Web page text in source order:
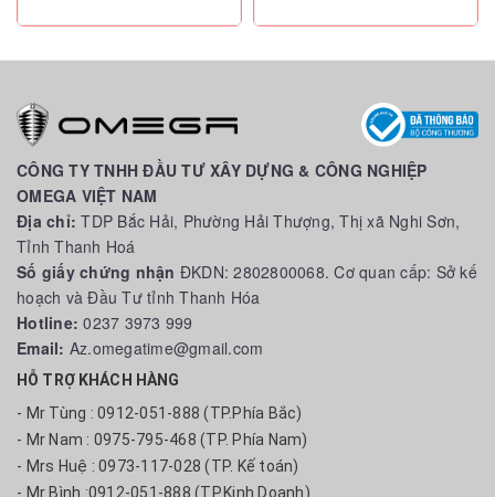
CÔNG TY TNHH ĐẦU TƯ XÂY DỰNG & CÔNG NGHIỆP
OMEGA VIỆT NAM
Địa chỉ:TDP Bắc Hải, Phường Hải Thượng, Thị xã Nghi Sơn,
Tỉnh Thanh Hoá
Số giấy chứng nhận ĐKDN: 2802800068. Cơ quan cấp: Sở kế
hoạch và Đầu Tư tỉnh Thanh Hóa
Hotline:0237 3973 999
Email: Az.omegatime@gmail.com
HỖ TRỢ KHÁCH HÀNG
- Mr Tùng : 0912-051-888 (TP.Phía Bắc)
- Mr Nam : 0975-795-468 (TP. Phía Nam)
- Mrs Huệ : 0973-117-028 (TP. Kế toán)
- Mr Bình :0912-051-888 (TP.Kinh Doanh)